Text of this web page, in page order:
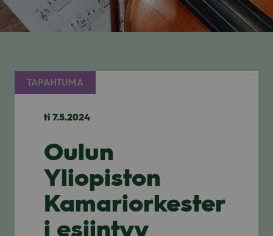
TAPAHTUMA
ti 7.5.2024
Oulun
Yliopiston
Kamariorkester
i esiintyy